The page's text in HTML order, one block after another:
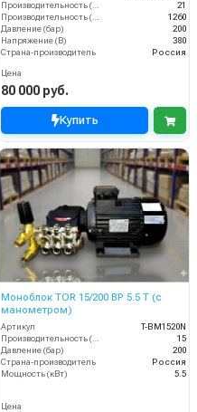
Производительность (л/мин)
21
Производительность (л/ч)
1260
Давление (бар)
200
Напряжение (В)
380
Страна-производитель
Россия
Цена
80 000 руб.
Купить
Моноблок TOR 15/200 BP 5.5 T (с
манометром)
Артикул
T-BM1520N
15
Давление (бар)
200
Страна-производитель
Россия
Мощность (кВт)
5.5
Цена